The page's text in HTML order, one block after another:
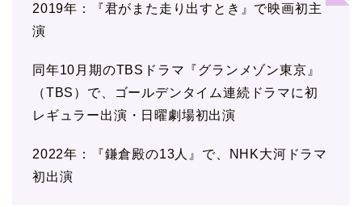
2019年：『君がまた走り出すとき』で映画初主
演
同年10月期のTBSドラマ『グランメゾン東京』
（TBS）で、ゴールデンタイム連続ドラマに初
レギュラー出演・日曜劇場初出演
2022年：『鎌倉殿の13人』で、NHK大河ドラマ
初出演